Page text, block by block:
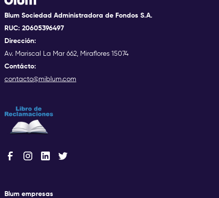
Blum Sociedad Administradora de Fondos S.A.
RUC: 20605396497
Dirección:
Av. Mariscal La Mar 662, Miraflores 15074
Contácto:
contacto@miblum.com
Blum empresas